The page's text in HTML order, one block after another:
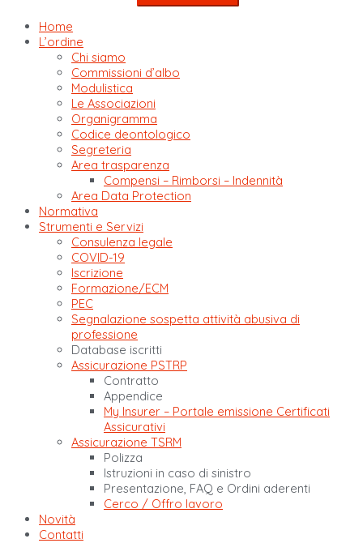
Home
L’ordine
Chi siamo
Commissioni d’albo
Modulistica
Le Associazioni
Organigramma
Codice deontologico
Segreteria
Area trasparenza
Compensi – Rimborsi – Indennità
Area Data Protection
Normativa
Strumenti e Servizi
Consulenza legale
COVID-19
Iscrizione
Formazione/ECM
PEC
Segnalazione sospetta attività abusiva di
professione
Database iscritti
Assicurazione PSTRP
Contratto
Appendice
My Insurer – Portale emissione Certificati
Assicurativi
Assicurazione TSRM
Polizza
Istruzioni in caso di sinistro
Presentazione, FAQ e Ordini aderenti
Cerco / Offro lavoro
Novità
Contatti